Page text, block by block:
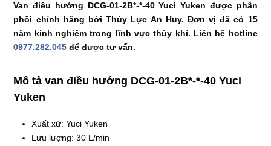
Van điều hướng DCG-01-2B*-*-40 Yuci Yuken được phân
phối chính hãng bởi Thủy Lực An Huy. Đơn vị đã có 15
năm kinh nghiệm trong lĩnh vực thủy khí. Liên hệ hotline
0977.282.045 để được tư vấn.
Mô tả van điều hướng DCG-01-2B*-*-40 Yuci
Yuken
Xuất xứ: Yuci Yuken
Lưu lượng: 30 L/min